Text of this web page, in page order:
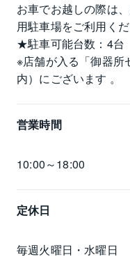
お車でお越しの際は
用駐車場をご利用くだ
★駐車可能台数：4台
※店舗が入る「御器所
内）にございます 。
営業時間
10:00～18:00
定休日
毎週火曜日・水曜日